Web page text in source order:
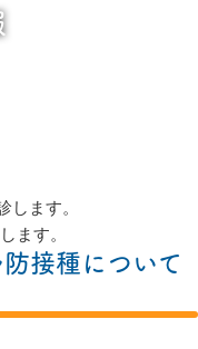
ます。
ます。
接種について